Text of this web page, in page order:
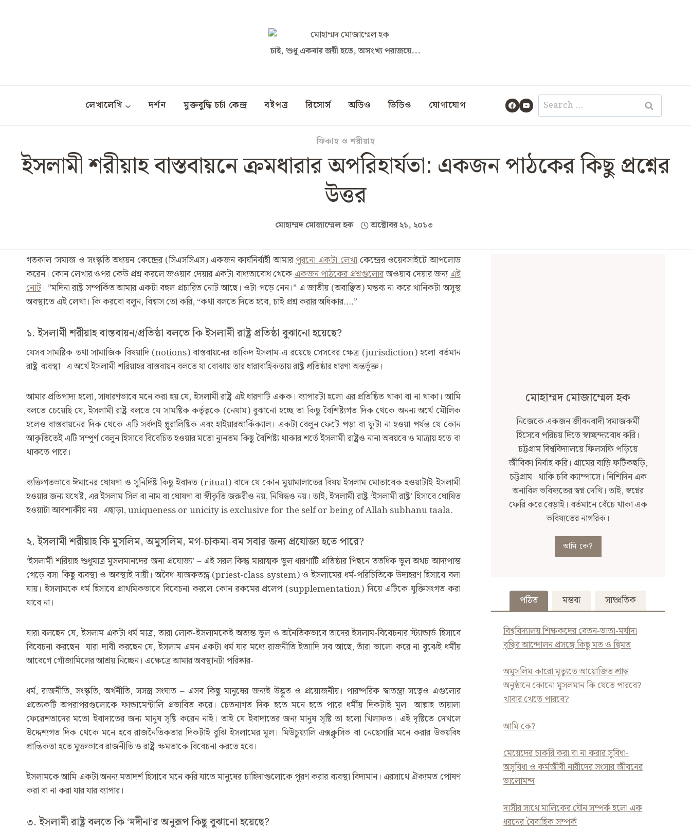
চাই, শুধু একবার জয়ী হতে, অসংখ্য পরাজয়ে...
লেখালেখি দর্শন মুক্তবুদ্ধি চর্চা কেন্দ্র বইপত্র রিসোর্স অডিও ভিডিও যোগাযোগ
Search
for:
ফিকাহ ও শরীয়াহ
ইসলামী শরীয়াহ বাস্তবায়নে ক্রমধারার অপরিহার্যতা: একজন পাঠকের কিছু প্রশ্নের
উত্তর
মোহাম্মদ মোজাম্মেল হক অক্টোবর ২১, ২০১৩
গতকাল ‘সমাজ ও সংস্কৃতি অধ্যয়ন কেন্দ্রের (সিএসসিএস) একজন কার্যনির্বাহী আমারপুরনো একটা লেখাকেন্দ্রের ওয়েবসাইটে আপলোড
করেন। কোন লেখার ওপর কেউ প্রশ্ন করলে জওয়াব দেয়ার একটা বাধ্যতাবোধ থেকেএকজন পাঠকের প্রশ্নগুলোরজওয়াব দেয়ার জন্যএই
নোট। ”মদিনা রাষ্ট্র সম্পর্কিত আমার একটা বহুল প্রচারিত নোট আছে। ওটা পড়ে নেন।” এ জাতীয় (অবাঞ্ছিত) মন্তব্য না করে খানিকটা অসুস্থ
অবস্থাতে এই লেখা। কি করবো বলুন, বিশ্বাস তো করি, “কথা বলতে দিতে হবে, চাই প্রশ্ন করার অধিকার….”
১. ইসলামী শরীয়াহ বাস্তবায়ন/প্রতিষ্ঠা বলতে কি ইসলামী রাষ্ট্র প্রতিষ্ঠা বুঝানো হয়েছে?
যেসব সামষ্টিক তথা সামাজিক বিষয়াদি (notions) বাস্তবায়নের তাকিদ ইসলাম-এ রয়েছে সেসবের ক্ষেত্র (jurisdiction) হলো বর্তমান
রাষ্ট্র-ব্যবস্থা। এ অর্থে ইসলামী শরিয়াহর বাস্তবায়ন বলতে যা বোঝায় তার ধারাবাহিকতায় রাষ্ট্র প্রতিষ্ঠার ধারণা অন্তর্ভূক্ত।
আমার প্রতিপাদ্য হলো, সাধারণভাবে মনে করা হয় যে, ইসলামী রাষ্ট্র এই ধারণাটি একক। ব্যাপারটা হলো এর প্রতিষ্ঠিত থাকা বা না থাকা। আমি
বলতে চেয়েছি যে, ইসলামী রাষ্ট্র বলতে যে সামষ্টিক কর্তৃত্বকে (নেযাম) বুঝানো হচ্ছে তা কিছু বৈশিষ্ট্যগত দিক থেকে অনন্য অর্থে মৌলিক
হলেও বাস্তবায়নের দিক থেকে এটি সর্বদাই প্লুরালিষ্টিক এবং হাইয়ারআর্কিক্যাল। একটা বেলুন ফেটে পড়া বা ফুটা না হওয়া পর্যন্ত যে কোন
আকৃতিতেই এটি সম্পূর্ণ বেলুন হিসাবে বিবেচিত হওয়ার মতো ন্যূনতম কিছু বৈশিষ্ট্য থাকার শর্তে ইসলামী রাষ্ট্রও নানা অবয়বে ও মাত্রায় হতে বা
থাকতে পারে।
ব্যক্তিগতভাবে ঈমানের ঘোষণা ও সুনির্দিষ্ট কিছু ইবাদত (ritual) বাদে যে কোন মুয়ামালাতের বিষয় ইসলাম মোতাবেক হওয়াটাই ইসলামী
হওয়ার জন্য যথেষ্ট, এর ইসলাম সিল বা নাম বা ঘোষণা বা স্বীকৃতি জরুরীও নয়, নিষিদ্ধও নয়। তাই, ইসলামী রাষ্ট্র ‘ইসলামী রাষ্ট্র’ হিসাবে ঘোষিত
হওয়াটা আবশ্যকীয় নয়। এছাড়া, uniqueness or unicity is exclusive for the self or being of Allah subhanu taala.
২. ইসলামী শরীয়াহ কি মুসলিম, অমুসলিম, মগ-চাকমা-বম সবার জন্য প্রযোজ্য হতে পারে?
‘ইসলামী শরিয়াহ শুধুমাত্র মুসলমানদের জন্য প্রযোজ্য’ – এই সরল কিন্তু মারাত্মক ভুল ধারণাটি প্রতিষ্ঠার পিছনে ততধিক ভুল অথচ আদ্যপান্ত
গেড়ে বসা কিছু ব্যবস্থা ও অবস্থাই দায়ী। অবৈধ যাজকতন্ত্র (priest-class system) ও ইসলামের ধর্ম-পরিচিতিকে উদাহরণ হিসাবে বলা
যায়। ইসলামকে ধর্ম হিসাবে প্রাথমিকভাবে বিবেচনা করলে কোন রকমের প্রলেপ (supplementation) দিয়ে এটিকে যুক্তিসংগত করা
যাবে না।
যারা বলছেন যে, ইসলাম একটা ধর্ম মাত্র, তারা লোক-ইসলামকেই অত্যন্ত ভুল ও অনৈতিকভাবে তাদের ইসলাম-বিবেচনার স্ট্যান্ডার্ড হিসাবে
বিবেচনা করছেন। যারা দাবী করছেন যে, ইসলাম এমন একটা ধর্ম যার মধ্যে রাজনীতি ইত্যাদি সব আছে, তাঁরা ভালো করে না বুঝেই ধর্মীয়
আবেগে গোঁজামিলের আশ্রয় নিচ্ছেন। এক্ষেত্রে আমার অবস্থানটা পরিষ্কার-
ধর্ম, রাজনীতি, সংস্কৃতি, অর্থনীতি, সসস্ত্র সংঘাত – এসব কিছু মানুষের জন্যই উদ্ভূত ও প্রয়োজনীয়। পারষ্পরিক স্বাতন্ত্র্য সত্বেও এগুলোর
প্রত্যেকটি অপরাপরগুলোকে ফান্ডামেন্টালি প্রভাবিত করে। চেতনাগত দিক হতে মনে হতে পারে ধর্মীয় দিকটাই মূল। আল্লাহ তায়ালা
ফেরেশতাদের মতো ইবাদাতের জন্য মানুষ সৃষ্টি করেন নাই। তাই যে ইবাদাতের জন্য মানুষ সৃষ্টি তা হলো খিলাফত। এই দৃষ্টিতে দেখলে
উদ্দেশ্যগত দিক থেকে মনে হবে রাজনৈতিকতার দিকটাই বুঝি ইসলামের মূল। মিউচুয়্যালি এক্সক্লুসিভ বা নেছেসারি মনে করার উভয়বিধ
প্রান্তিকতা হতে মুক্তভাবে রাজনীতি ও রাষ্ট্র-ক্ষমতাকে বিবেচনা করতে হবে।
ইসলামকে আমি একটা অনন্য মতাদর্শ হিসাবে মনে করি যাতে মানুষের চাহিদাগুলোকে পূরণ করার ব্যবস্থা বিদ্যমান। এরসাথে ঐক্যমত পোষণ
করা বা না করা যার যার ব্যাপার।
৩. ইসলামী রাষ্ট্র বলতে কি ‘মদীনা’র অনুরূপ কিছু বুঝানো হয়েছে?
মোহাম্মদ মোজাম্মেল হক
নিজেকে একজন জীবনবাদী সমাজকর্মী
হিসেবে পরিচয় দিতে স্বাচ্ছন্দ্যবোধ করি।
চট্টগ্রাম বিশ্ববিদ্যালয়ে ফিলসফি পড়িয়ে
জীবিকা নির্বাহ করি। গ্রামের বাড়ি ফটিকছড়ি,
চট্টগ্রাম। থাকি চবি ক্যাম্পাসে। নিশিদিন এক
অনাবিল ভবিষ্যতের স্বপ্ন দেখি। তাই, স্বপ্নের
ফেরি করে বেড়াই। বর্তমানে বেঁচে থাকা এক
ভবিষ্যতের নাগরিক।
আমি কে?
পঠিত মন্তব্য সাম্প্রতিক
বিশ্ববিদ্যালয় শিক্ষকদের বেতন-ভাতা-মর্যাদা
বৃদ্ধির আন্দোলন প্রসঙ্গে কিছু মত ও দ্বিমত
অমুসলিম কারো মৃত্যুতে আয়োজিত শ্রাদ্ধ
অনুষ্ঠানে কোনো মুসলমান কি যেতে পারবে?
খাবার খেতে পারবে?
আমি কে?
মেয়েদের চাকরি করা বা না করার সুবিধা-
অসুবিধা ও কর্মজীবী নারীদের সংসার জীবনের
ভালোমন্দ
দাসীর সাথে মালিকের যৌন সম্পর্ক হলো এক
ধরনের বৈবাহিক সম্পর্ক